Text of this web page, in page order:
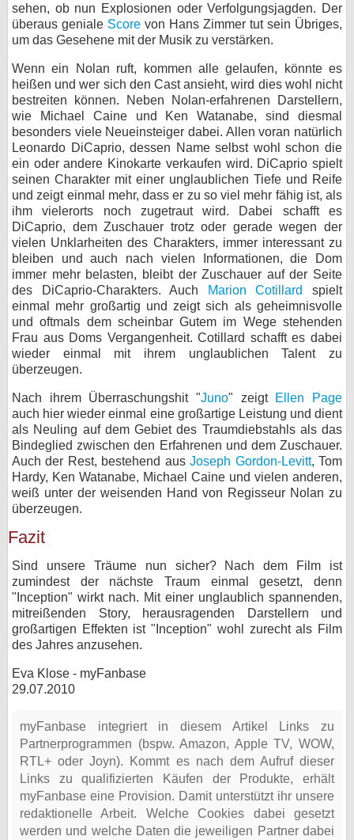
sehen, ob nun Explosionen oder Verfolgungsjagden. Der
überaus geniale Score von Hans Zimmer tut sein Übriges,
um das Gesehene mit der Musik zu verstärken.
Wenn ein Nolan ruft, kommen alle gelaufen, könnte es
heißen und wer sich den Cast ansieht, wird dies wohl nicht
bestreiten können. Neben Nolan-erfahrenen Darstellern,
wie Michael Caine und Ken Watanabe, sind diesmal
besonders viele Neueinsteiger dabei. Allen voran natürlich
Leonardo DiCaprio, dessen Name selbst wohl schon die
ein oder andere Kinokarte verkaufen wird. DiCaprio spielt
seinen Charakter mit einer unglaublichen Tiefe und Reife
und zeigt einmal mehr, dass er zu so viel mehr fähig ist, als
ihm vielerorts noch zugetraut wird. Dabei schafft es
DiCaprio, dem Zuschauer trotz oder gerade wegen der
vielen Unklarheiten des Charakters, immer interessant zu
bleiben und auch nach vielen Informationen, die Dom
immer mehr belasten, bleibt der Zuschauer auf der Seite
des DiCaprio-Charakters. Auch
Marion Cotillard
spielt
einmal mehr großartig und zeigt sich als geheimnisvolle
und oftmals dem scheinbar Gutem im Wege stehenden
Frau aus Doms Vergangenheit. Cotillard schafft es dabei
wieder einmal mit ihrem unglaublichen Talent zu
überzeugen.
Nach ihrem Überraschungshit "Juno" zeigt Ellen Page
auch hier wieder einmal eine großartige Leistung und dient
als Neuling auf dem Gebiet des Traumdiebstahls als das
Bindeglied zwischen den Erfahrenen und dem Zuschauer.
Auch der Rest, bestehend ausJoseph Gordon-Levitt, Tom
Hardy, Ken Watanabe, Michael Caine und vielen anderen,
weiß unter der weisenden Hand von Regisseur Nolan zu
überzeugen.
Fazit
Sind unsere Träume nun sicher? Nach dem Film ist
zumindest der nächste Traum einmal gesetzt, denn
"Inception" wirkt nach. Mit einer unglaublich spannenden,
mitreißenden Story, herausragenden Darstellern und
großartigen Effekten ist "Inception" wohl zurecht als Film
des Jahres anzusehen.
Eva Klose - myFanbase
29.07.2010
myFanbase integriert in diesem Artikel Links zu
Partnerprogrammen (bspw. Amazon, Apple TV, WOW,
RTL+ oder Joyn). Kommt es nach dem Aufruf dieser
Links zu qualifizierten Käufen der Produkte, erhält
myFanbase eine Provision. Damit unterstützt ihr unsere
redaktionelle Arbeit. Welche Cookies dabei gesetzt
werden und welche Daten die jeweiligen Partner dabei